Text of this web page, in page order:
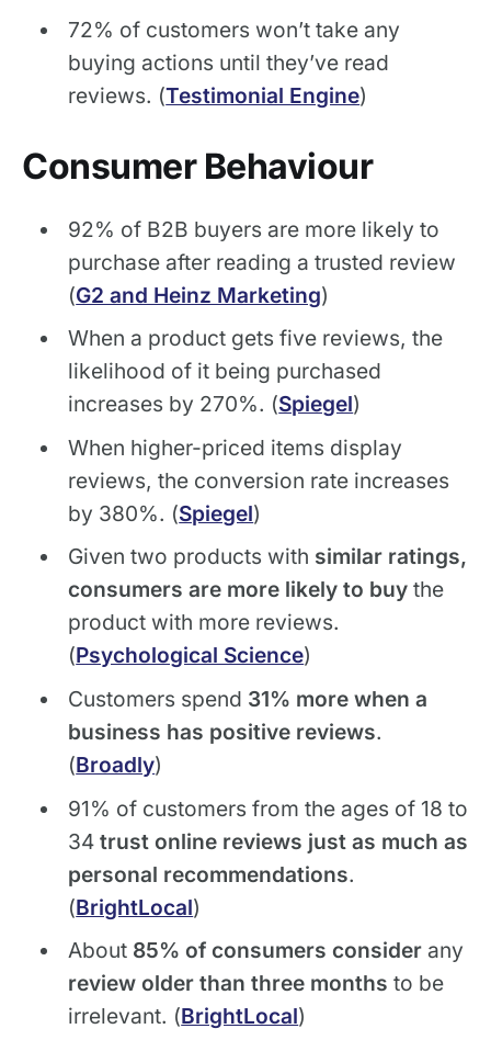
72% of customers won’t take any
buying actions until they’ve read
reviews. (Testimonial Engine)
Consumer Behaviour
92% of B2B buyers are more likely to
purchase after reading a trusted review
(G2 and Heinz Marketing)
When a product gets five reviews, the
likelihood of it being purchased
increases by 270%. (Spiegel)
When higher-priced items display
reviews, the conversion rate increases
by 380%. (Spiegel)
Given two products with similar ratings,
consumers are more likely to buy the
product with more reviews.
(Psychological Science)
Customers spend 31% more when a
business has positive reviews.
(Broadly)
91% of customers from the ages of 18 to
34trust online reviews just as much as
personal recommendations.
(BrightLocal)
About 85% of consumers consider any
review older than three months to be
irrelevant. (BrightLocal)